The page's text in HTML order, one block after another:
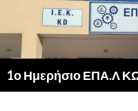
1ο Ημερήσιο ΕΠΑ.Λ